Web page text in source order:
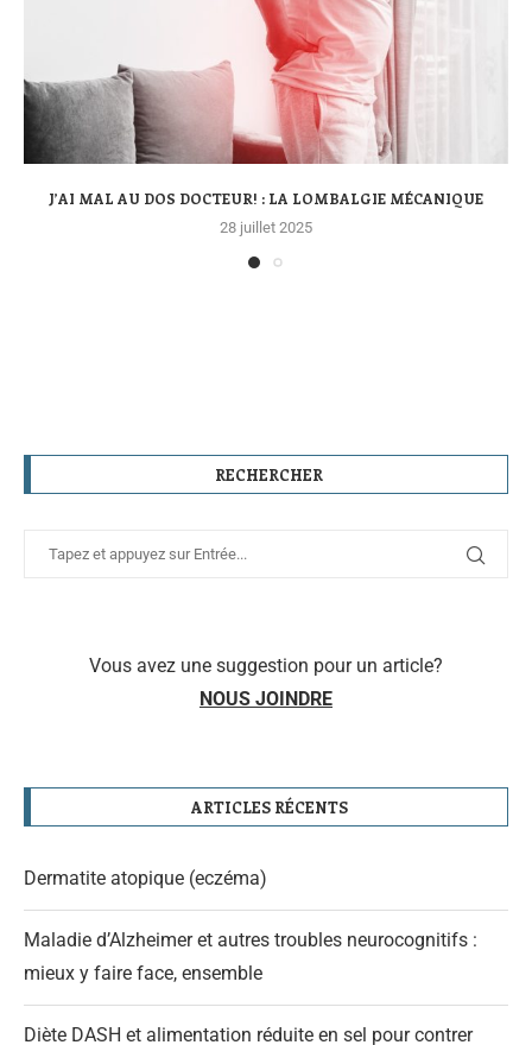
J’AI MAL AU DOS DOCTEUR! : LA LOMBALGIE MÉCANIQUE
28 juillet 2025
RECHERCHER
Vous avez une suggestion pour un article?
NOUS JOINDRE
ARTICLES RÉCENTS
Dermatite atopique (eczéma)
Maladie d’Alzheimer et autres troubles neurocognitifs :
mieux y faire face, ensemble
Diète DASH et alimentation réduite en sel pour contrer